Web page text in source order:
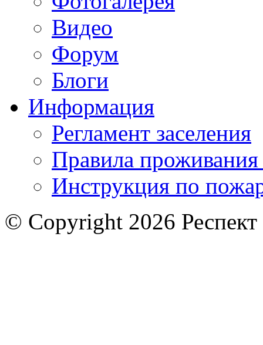
Видео
Форум
Блоги
Информация
Регламент заселения
Правила
Инструкция по
© Copyright 2026 Респект